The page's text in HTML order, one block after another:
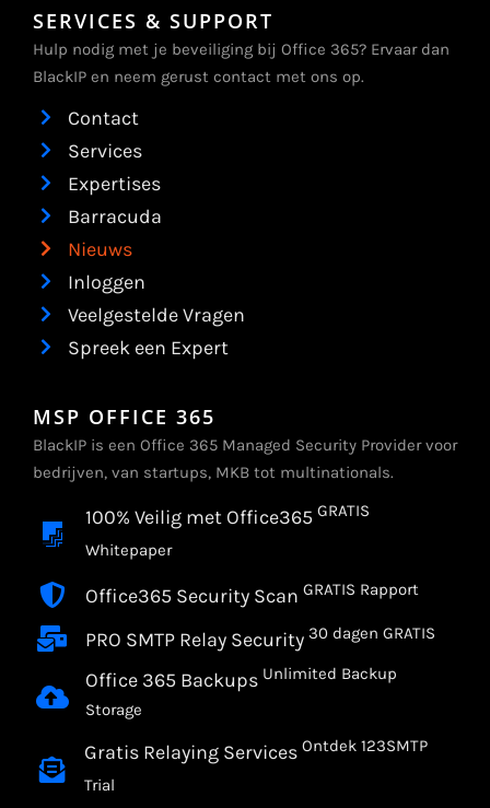
SERVICES & SUPPORT
Hulp nodig met je beveiliging bij Office 365? Ervaar dan
BlackIP en neem gerust contact met ons op.
Contact
Services
Expertises
Barracuda
Nieuws
Inloggen
Veelgestelde Vragen
Spreek een Expert
MSP OFFICE 365
BlackIP is een Office 365 Managed Security Provider voor
bedrijven, van startups, MKB tot multinationals.
100% Veilig met Office365 GRATIS
Whitepaper
Office365 Security Scan GRATIS Rapport
PRO SMTP Relay Security 30 dagen GRATIS
Office 365 Backups Unlimited Backup
Storage
Gratis Relaying ServicesOntdek 123SMTP
Trial